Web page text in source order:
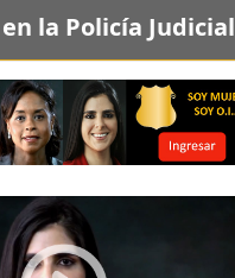
la Policía Judicial